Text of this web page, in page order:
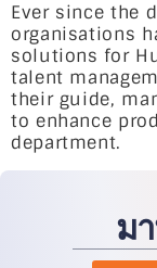
Ever since the
organisations
solutions for
talent
their guide,
to enhance
department.
ม